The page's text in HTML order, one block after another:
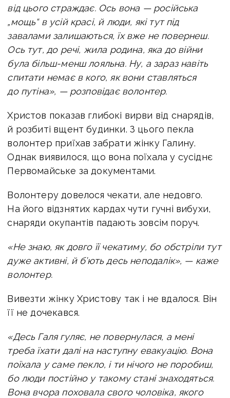
від цього страждає. Ось вона — російська
„мощь“ в усій красі, й люди, які тут під
завалами залишаються, їх вже не повернеш.
Ось тут, до речі, жила родина, яка до війни
була більш-менш лояльна. Ну, а зараз навіть
спитати немає в кого, як вони ставляться
до путіна», — розповідає волонтер.
Христов показав глибокі вирви від снарядів,
й розбиті вщент будинки. З цього пекла
волонтер приїхав забрати жінку Галину.
Однак виявилося, що вона поїхала у сусіднє
Первомайське за документами.
Волонтеру довелося чекати, але недовго.
На його відзнятих кардах чути гучні вибухи,
снаряди окупантів падають зовсім поруч.
«Не знаю, як довго її чекатиму, бо обстріли тут
дуже активні, й б’ють десь неподалік», — каже
волонтер.
Вивезти жінку Христову так і не вдалося. Він
її не дочекався.
«Десь Галя гуляє, не повернулася, а мені
треба їхати далі на наступну евакуацію. Вона
поїхала у саме пекло, і ти нічого не поробиш,
бо люди постійно у такому стані знаходяться.
Вона вчора поховала свого чоловіка, якого